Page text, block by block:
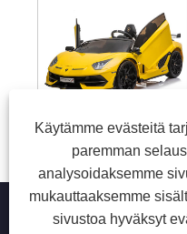
Ratsastaa autolla Lapsilla ajettava leluauto 12v 24v lasten sähköautot
Käytämme evästeitä
paremman
analysoidaksemme
mukauttaaksemme
sivustoa hyväksyt